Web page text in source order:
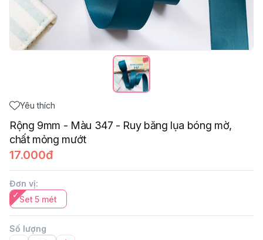
Yêu thích
Rộng 9mm - Màu 347 - Ruy băng lụa bóng mờ,
chất mỏng mướt
17.000đ
Đơn vị:
Set 5 mét
Số lượng